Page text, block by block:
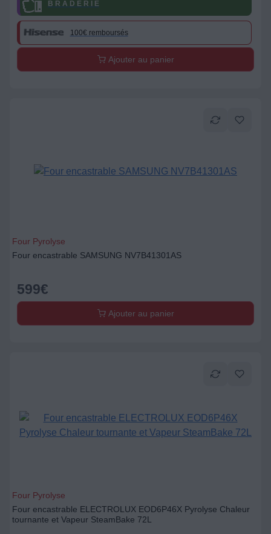
B R A D E R I E
100€ remboursés
Ajouter au panier
Four Pyrolyse
Four encastrable SAMSUNG NV7B41301AS
599€
Ajouter au panier
Four Pyrolyse
Four encastrable ELECTROLUX EOD6P46X Pyrolyse Chaleur
tournante et Vapeur SteamBake 72L